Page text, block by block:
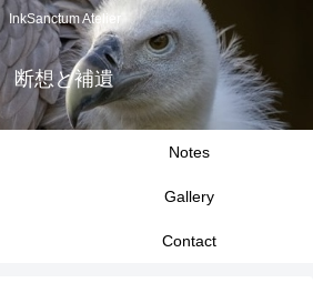
InkSanctum Atelier
断想と補遺
Notes
Gallery
Contact